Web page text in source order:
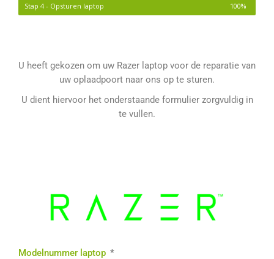
Stap 4 - Opsturen laptop 100%
U heeft gekozen om uw Razer laptop voor de reparatie van
uw oplaadpoort naar ons op te sturen.
U dient hiervoor het onderstaande formulier zorgvuldig in
te vullen.
Modelnummer laptop